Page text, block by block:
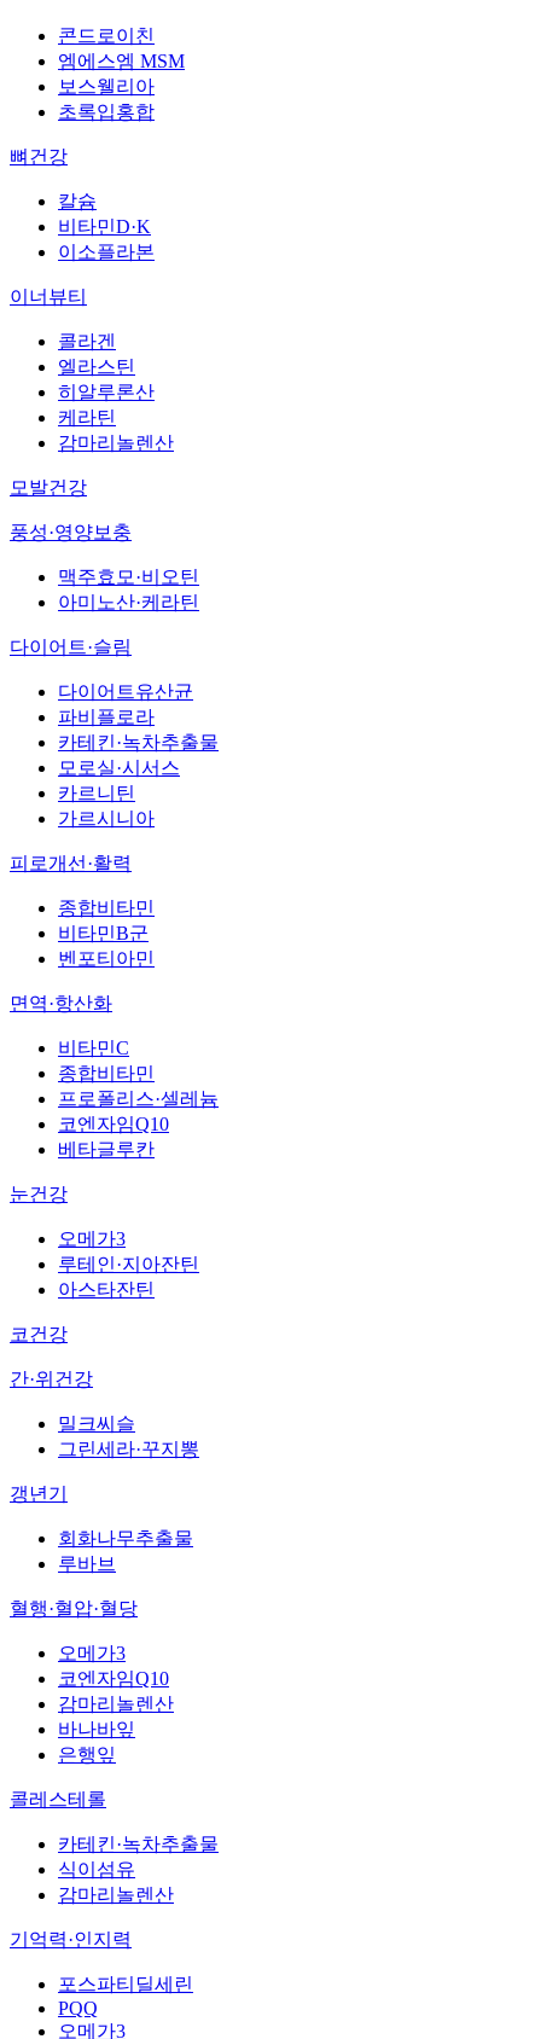
콘드로이친
엠에스엠 MSM
보스웰리아
초록입홍합
뼈건강
칼슘
비타민D·K
이소플라본
이너뷰티
콜라겐
엘라스틴
히알루론산
케라틴
감마리놀렌산
모발건강
풍성·영양보충
맥주효모·비오틴
아미노산·케라틴
다이어트·슬림
다이어트유산균
파비플로라
카테킨·녹차추출물
모로실·시서스
카르니틴
가르시니아
피로개선·활력
종합비타민
비타민B군
벤포티아민
면역·항산화
비타민C
종합비타민
프로폴리스·셀레늄
코엔자임Q10
베타글루칸
눈건강
오메가3
루테인·지아잔틴
아스타잔틴
코건강
간·위건강
밀크씨슬
그린세라·꾸지뽕
갱년기
회화나무추출물
루바브
혈행·혈압·혈당
오메가3
코엔자임Q10
감마리놀렌산
바나바잎
은행잎
콜레스테롤
카테킨·녹차추출물
식이섬유
감마리놀렌산
기억력·인지력
포스파티딜세린
PQQ
오메가3